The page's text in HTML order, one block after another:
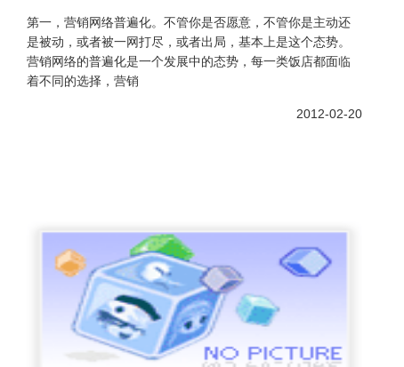
第一，营销网络普遍化。不管你是否愿意，不管你是主动还
是被动，或者被一网打尽，或者出局，基本上是这个态势。
营销网络的普遍化是一个发展中的态势，每一类饭店都面临
着不同的选择，营销
2012-02-20